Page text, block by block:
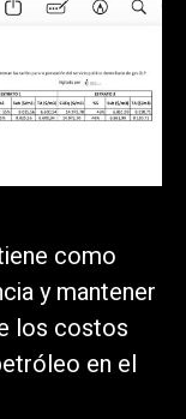
como
y mantener
los costos
en el